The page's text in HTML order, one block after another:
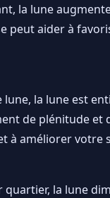
la lune
peut aider à
lune, la lune est
de plénitude et
à améliorer votre
la lune